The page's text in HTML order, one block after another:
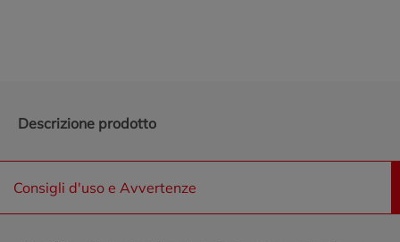
Descrizione prodotto
Consigli d'uso e Avvertenze